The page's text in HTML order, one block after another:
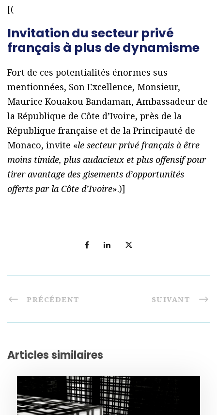
[(
Invitation du secteur privé
français à plus de dynamisme
Fort de ces potentialités énormes sus
mentionnées, Son Excellence, Monsieur,
Maurice Kouakou Bandaman, Ambassadeur de
la République de Côte d’Ivoire, près de la
République française et de la Principauté de
Monaco, invite «le secteur privé français à être
moins timide, plus audacieux et plus offensif pour
tirer avantage des gisements d’opportunités
offerts par la Côte d’Ivoire».)]
PRÉCÉDENT SUIVANT
Articles similaires